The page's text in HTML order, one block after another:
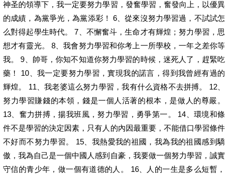
神圣的領導下，我一定要努力學習，發奮學習，奮發向上，以優異
的成績，為黨爭光，為黨添彩！ 6、從來沒努力學習過，不試試怎
么對得起學生時代。 7、不懈奮斗，生命才有輝煌；努力學習，思
想才有靈光。 8、我會努力學習和你考上一所學校，一年之差你等
我。 9、帥哥，你知不知道你努力學習的時候，迷死人了，趕緊吃
藥！ 10、我一定要努力學習，實現我的諾言，得到我曾經有過的
輝煌。 11、我老婆這么努力學習，我有什么資格不去拼搏。 12、
努力學習賺錢的本領，錢是一個人活著的根本，是做人的尊嚴。
13、奮力拼搏，揚我班風，努力學習，勇爭第一。 14、環境和條
件不是學習的決定因素，只有人的內因最重要，不能借口學習條件
不好而不努力學習。 15、我熱愛我的祖國，我為我的祖國感到驕
傲，我為自己是一個中國人感到自豪，我要做一個努力學習，誠實
守信的青少年，做一個有道德的人。 16、人的一生是多么短暫，